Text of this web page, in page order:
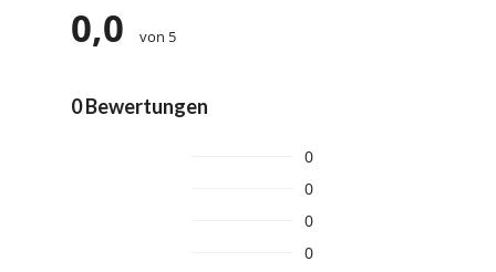
0,0 von 5
0 Bewertungen
0
0
0
0